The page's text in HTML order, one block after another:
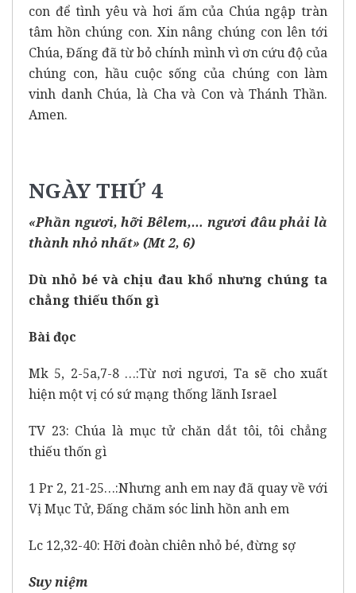
con để tình yêu và hơi ấm của Chúa ngập tràn
tâm hồn chúng con. Xin nâng chúng con lên tới
Chúa, Đấng đã từ bỏ chính mình vì ơn cứu độ của
chúng con, hầu cuộc sống của chúng con làm
vinh danh Chúa, là Cha và Con và Thánh Thần.
Amen.
NGÀY THỨ 4
«Phần ngươi, hỡi Bêlem,… ngươi đâu phải là
thành nhỏ nhất» (Mt 2, 6)
Dù nhỏ bé và chịu đau khổ nhưng chúng ta
chẳng thiếu thốn gì
Bài đọc
Mk 5, 2-5a,7-8 …:Từ nơi ngươi, Ta sẽ cho xuất
hiện một vị có sứ mạng thống lãnh Israel
TV 23: Chúa là mục tử chăn dắt tôi, tôi chẳng
thiếu thốn gì
1 Pr 2, 21-25…:Nhưng anh em nay đã quay về với
Vị Mục Tử, Ðấng chăm sóc linh hồn anh em
Lc 12,32-40: Hỡi đoàn chiên nhỏ bé, đừng sợ
Suy niệm